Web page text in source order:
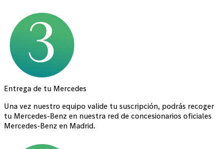
Entrega de tu Mercedes
Una vez nuestro equipo valide tu suscripción, podrás recoger
tu Mercedes-Benz en nuestra red de concesionarios oficiales
Mercedes-Benz en Madrid.